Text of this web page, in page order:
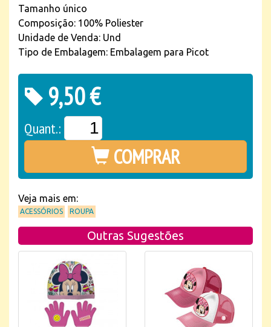
Tamanho único
Composição: 100% Poliester
Unidade de Venda: Und
Tipo de Embalagem: Embalagem para Picot
9,50 €
Quant.:
COMPRAR
Veja mais em:
ACESSÓRIOS ROUPA
Outras Sugestões